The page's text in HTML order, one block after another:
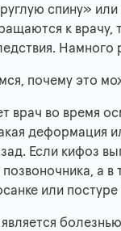
спину»
к врачу,
Намного
почему это
врач во время
деформация
Если кифоз
а
или